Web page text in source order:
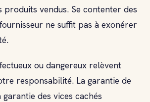
produits vendus. Se contenter des
ne suffit pas à exonérer
ou dangereux relèvent
responsabilité. La garantie de
des vices cachés